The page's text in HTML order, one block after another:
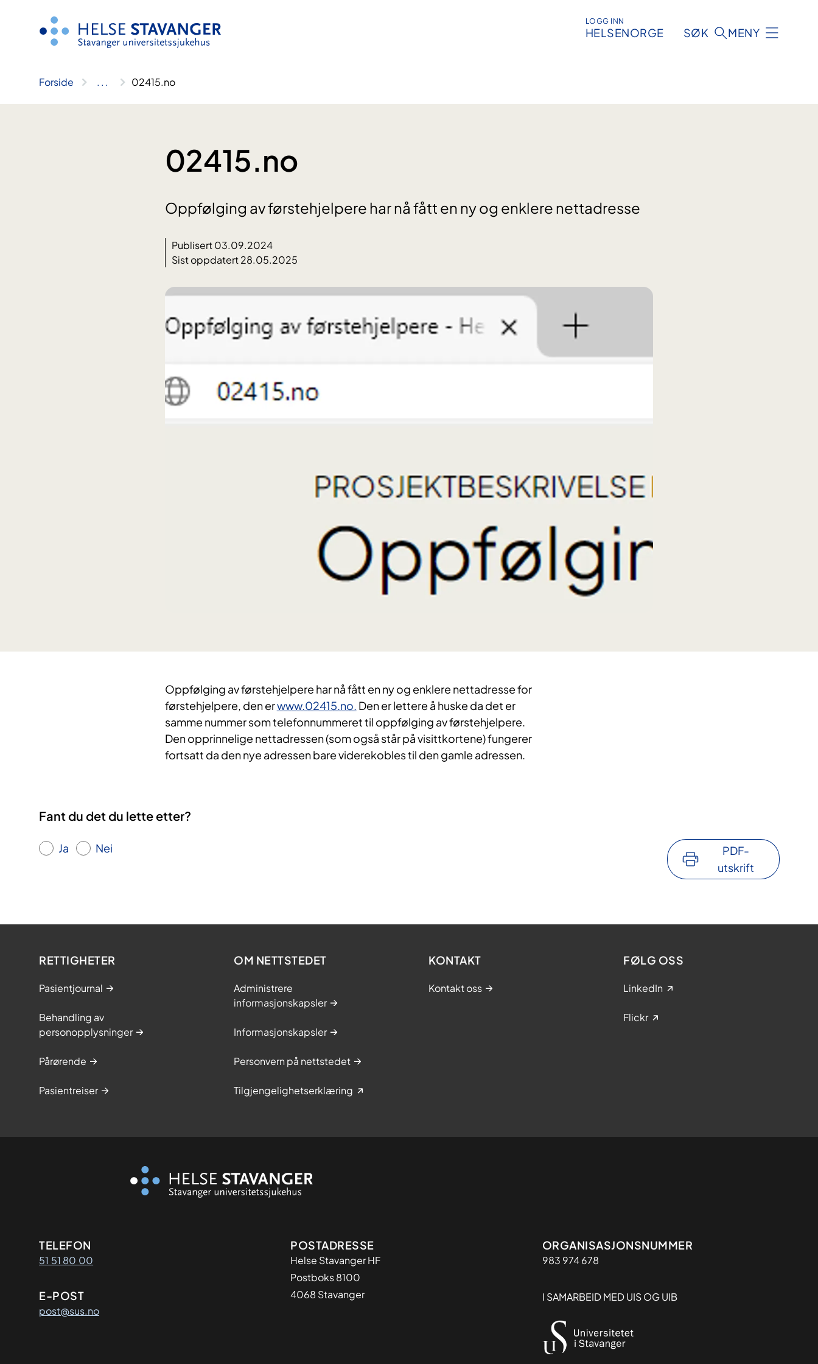
LOGG INN
HELSENORGE SØK MENY
Forside .. . 02415.no
02415.no
Oppfølging av førstehjelpere har nå fått en ny og enklere nettadresse
Publisert 03.09.2024
Sist oppdatert 28.05.2025
Oppfølging av førstehjelpere har nå fått en ny og enklere nettadresse for
førstehjelpere, den erwww.02415.no. Den er lettere å huske da det er
samme nummer som telefonnummeret til oppfølging av førstehjelpere.
Den opprinnelige nettadressen (som også står på visittkortene) fungerer
fortsatt da den nye adressen bare viderekobles til den gamle adressen.
Fant du det du lette etter?
Ja Nei
PDF-
utskrift
RETTIGHETER
Pasientjournal
Behandling av
personopplysninger
Pårørende
Pasientreiser
OM NETTSTEDET
Administrere
informasjonskapsler
Informasjonskapsler
Personvern på nettstedet
Tilgjengelighetserklæring
KONTAKT
Kontakt oss
FØLG OSS
LinkedIn
Flickr
Kontaktinformasjon
TELEFON
51 51 80 00
E-POST
post@sus.no
Adresse
POSTADRESSE
Helse Stavanger HF
Postboks 8100
4068 Stavanger
Organisasjon
ORGANISASJONSNUMMER
983 974 678
I SAMARBEID MED UIS OG UIB